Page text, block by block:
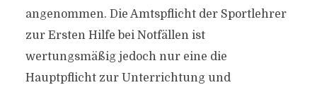
angenommen. Die Amtspflicht der Sportlehrer
zur Ersten Hilfe bei Notfällen ist
wertungsmäßig jedoch nur eine die
Hauptpflicht zur Unterrichtung und